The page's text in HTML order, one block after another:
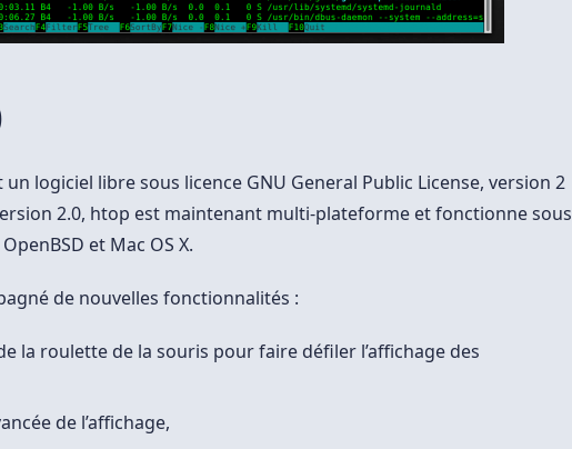
logiciel libre sous licence GNU General Public License, version 2
2.0, htop est maintenant multi-plateforme et fonctionne sous
et Mac OS X.
de nouvelles fonctionnalités :
la roulette de la souris pour faire défiler l’affichage des
de l’affichage,